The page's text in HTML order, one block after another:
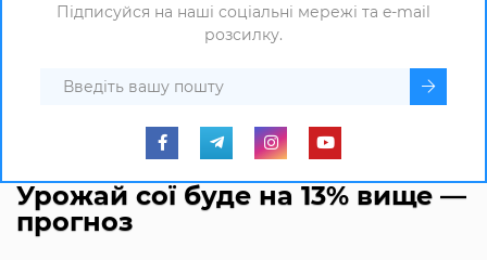
Підписуйся на наші соціальні мережі та e-mail
розсилку.
Урожай сої буде на 13% вище —
прогноз